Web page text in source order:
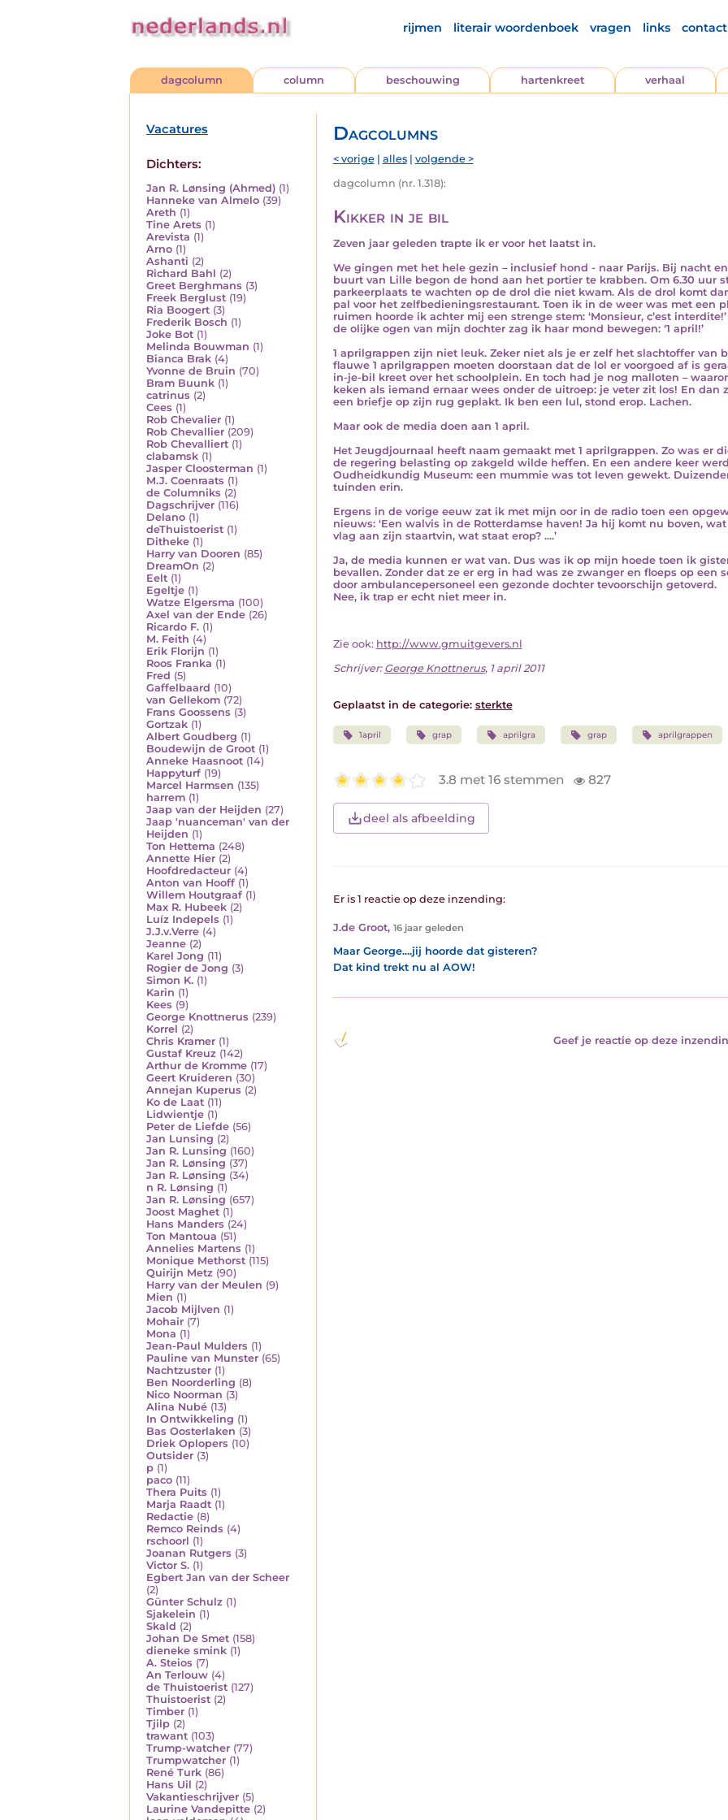
rijmen literair woordenboek vragen links contact
dagcolumn column beschouwing hartenkreet verhaal
Vacatures
Dichters:
Jan R. Lønsing (Ahmed) (1)
Hanneke van Almelo (39)
Areth (1)
Tine Arets (1)
Arevista (1)
Arno (1)
Ashanti (2)
Richard Bahl (2)
Greet Berghmans (3)
Freek Berglust (19)
Ria Boogert (3)
Frederik Bosch (1)
Joke Bot (1)
Melinda Bouwman (1)
Bianca Brak (4)
Yvonne de Bruin (70)
Bram Buunk (1)
catrinus (2)
Cees (1)
Rob Chevalier (1)
Rob Chevallier (209)
Rob Chevalliert (1)
clabamsk (1)
Jasper Cloosterman (1)
M.J. Coenraats (1)
de Columniks (2)
Dagschrijver (116)
Delano (1)
deThuistoerist (1)
Ditheke (1)
Harry van Dooren (85)
DreamOn (2)
Eelt (1)
Egeltje (1)
Watze Elgersma (100)
Axel van der Ende (26)
Ricardo F. (1)
M. Feith (4)
Erik Florijn (1)
Roos Franka (1)
Fred (5)
Gaffelbaard (10)
van Gellekom (72)
Frans Goossens (3)
Gortzak (1)
Albert Goudberg (1)
Boudewijn de Groot (1)
Anneke Haasnoot (14)
Happyturf (19)
Marcel Harmsen (135)
harrem (1)
Jaap van der Heijden (27)
Jaap 'nuanceman' van der
Heijden (1)
Ton Hettema (248)
Annette Hier (2)
Hoofdredacteur (4)
Anton van Hooff (1)
Willem Houtgraaf (1)
Max R. Hubeek (2)
Luíz Indepels (1)
J.J.v.Verre (4)
Jeanne (2)
Karel Jong (11)
Rogier de Jong (3)
Simon K. (1)
Karin (1)
Kees (9)
George Knottnerus (239)
Korrel (2)
Chris Kramer (1)
Gustaf Kreuz (142)
Arthur de Kromme (17)
Geert Kruideren (30)
Annejan Kuperus (2)
Ko de Laat (11)
Lidwientje (1)
Peter de Liefde (56)
Jan Lunsing (2)
Jan R. Lunsing (160)
Jan R. Lønsing (37)
Jan R. Lønsing (34)
n R. Lønsing (1)
Jan R. Lønsing (657)
Joost Maghet (1)
Hans Manders (24)
Ton Mantoua (51)
Annelies Martens (1)
Monique Methorst (115)
Quirijn Metz (90)
Harry van der Meulen (9)
Mien (1)
Jacob Mijlven (1)
Mohair (7)
Mona (1)
Jean-Paul Mulders (1)
Pauline van Munster (65)
Nachtzuster (1)
Ben Noorderling (8)
Nico Noorman (3)
Alina Nubé (13)
In Ontwikkeling (1)
Bas Oosterlaken (3)
Driek Oplopers (10)
Outsider (3)
p (1)
paco (11)
Thera Puits (1)
Marja Raadt (1)
Redactie (8)
Remco Reinds (4)
rschoorl (1)
Joanan Rutgers (3)
Victor S. (1)
Egbert Jan van der Scheer
(2)
Günter Schulz (1)
Sjakelein (1)
Skald (2)
Johan De Smet (158)
dieneke smink (1)
A. Steios (7)
An Terlouw (4)
de Thuistoerist (127)
Thuistoerist (2)
Timber (1)
Tjilp (2)
trawant (103)
Trump-watcher (77)
Trumpwatcher (1)
René Turk (86)
Hans Uil (2)
Vakantieschrijver (5)
Laurine Vandepitte (2)
Dagcolumns
< vorige| alles| volgende >
dagcolumn (nr. 1.318):
Kikker in je bil
Zeven jaar geleden trapte ik er voor het laatst in.
We gingen met het hele gezin – inclusief hond - naar Parijs. Bij nacht
buurt van Lille begon de hond aan het portier te krabben. Om 6.30 uur
parkeerplaats te wachten op de drol die niet kwam. Als de drol komt
pal voor het zelfbedieningsrestaurant. Toen ik in de weer was met een
ruimen hoorde ik achter mij een strenge stem: ‘Monsieur, c’est
de olijke ogen van mijn dochter zag ik haar mond bewegen: ‘1 april!’
1 aprilgrappen zijn niet leuk. Zeker niet als je er zelf het slachtoffer van
flauwe 1 aprilgrappen moeten doorstaan dat de lol er voorgoed af is
in-je-bil kreet over het schoolplein. En toch had je nog malloten –
keken als iemand ernaar wees onder de uitroep: je veter zit los! En dan
een briefje op zijn rug geplakt. Ik ben een lul, stond erop. Lachen.
Maar ook de media doen aan 1 april.
Het Jeugdjournaal heeft naam gemaakt met 1 aprilgrappen. Zo was er
de regering belasting op zakgeld wilde heffen. En een andere keer
Oudheidkundig Museum: een mummie was tot leven gewekt.
tuinden erin.
Ergens in de vorige eeuw zat ik met mijn oor in de radio toen een
nieuws: ‘Een walvis in de Rotterdamse haven! Ja hij komt nu boven,
vlag aan zijn staartvin, wat staat erop? ....’
Ja, de media kunnen er wat van. Dus was ik op mijn hoede toen ik
bevallen. Zonder dat ze er erg in had was ze zwanger en floeps op een
door ambulancepersoneel een gezonde dochter tevoorschijn getoverd.
Nee, ik trap er echt niet meer in.
Zie ook: http://www.gmuitgevers.nl
Schrijver: George Knottnerus, 1 april 2011
Geplaatst in de categorie: sterkte
1april grap aprilgra grap aprilgrappen
3.8 met 16 stemmen 827
deel als afbeelding
Er is 1 reactie op deze inzending:
J.de Groot, 16 jaar geleden
Maar George....jij hoorde dat gisteren?
Dat kind trekt nu al AOW!
Geef je reactie op deze